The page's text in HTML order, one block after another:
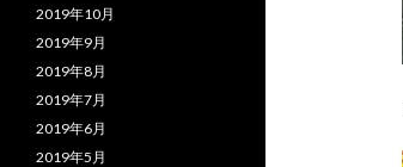
2019年10月
2019年9月
2019年8月
2019年7月
2019年6月
2019年5月